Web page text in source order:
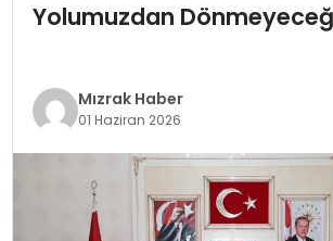
TEKNOLOJI
YAŞAM
Yolumuzdan
Mızrak Haber
01 Haziran 2026